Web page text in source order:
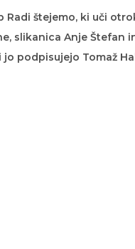
Radi štejemo, ki uči
slikanica Anje Štefan
podpisujejo Tomaž